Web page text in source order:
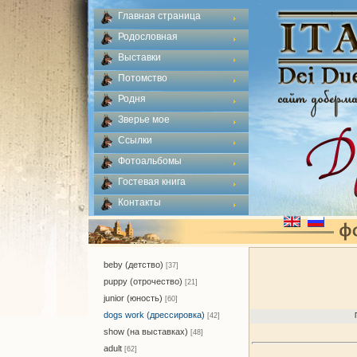
Главная страница
Родословная
Выставки
Потомство
Родня
Зверье мое
Ссылки
Фотоальбомы
Гостевая книга
Контакты
beby (детство) [37]
puppy (отрочество) [21]
junior (юность) [60]
dogs work (дрессировка) [42]
show (на выставках) [48]
adult [62]